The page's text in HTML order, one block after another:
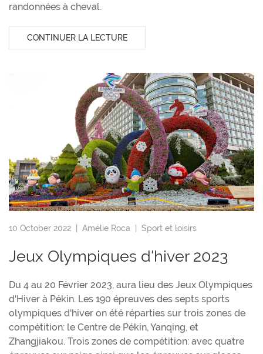
randonnées à cheval.
CONTINUER LA LECTURE
10 October 2022 | Amélie Roca Sport et loisirs
Jeux Olympiques d'hiver 2023
Du 4 au 20 Février 2023, aura lieu des Jeux Olympiques
d'Hiver à Pékin. Les 190 épreuves des septs sports
olympiques d'hiver on été réparties sur trois zones de
compétition: le Centre de Pékin, Yanqing, et
Zhangjiakou. Trois zones de compétition: avec quatre